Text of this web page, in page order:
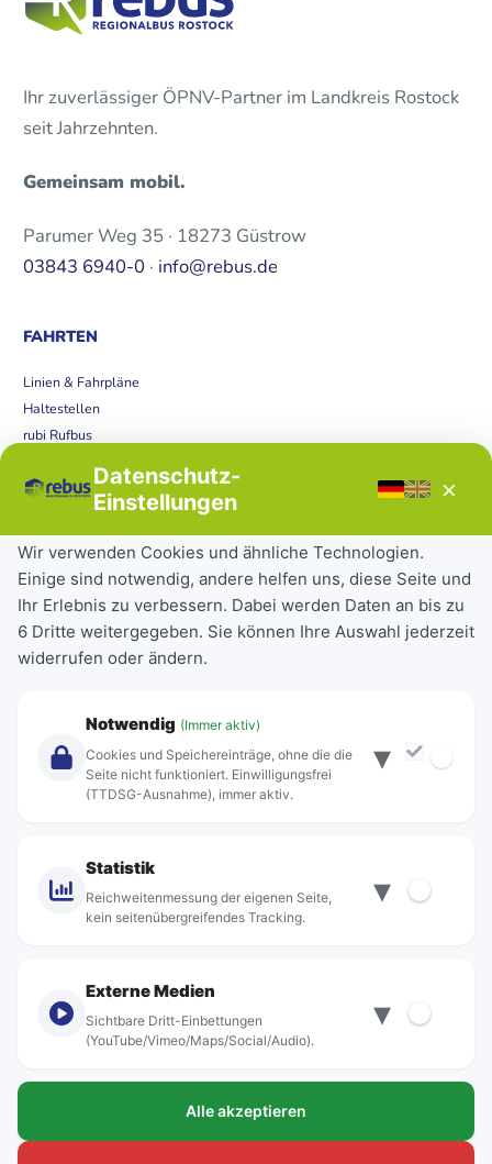
Ihr zuverlässiger ÖPNV-Partner im Landkreis Rostock
seit Jahrzehnten.
Gemeinsam mobil.
Parumer Weg 35 · 18273 Güstrow
03843 6940-0 · info@rebus.de
FAHRTEN
Linien & Fahrpläne
Haltestellen
rubi Rufbus
Störungen
Tickets & Tarife
Deutschlandticket
Schülerkarte
Einzeltickets
Abonnements
Über Rebus
Standorte
© rebus Regionalbus Rostock GmbH
Datenschutz-
Einstellungen
×
Wir verwenden Cookies und ähnliche Technologien.
Einige sind notwendig, andere helfen uns, diese Seite und
Ihr Erlebnis zu verbessern. Dabei werden Daten an bis zu
6 Dritte weitergegeben. Sie können Ihre Auswahl jederzeit
widerrufen oder ändern.
Notwendig (Immer aktiv)
Cookies und Speichereinträge, ohne die die
Seite nicht funktioniert. Einwilligungsfrei
(TTDSG-Ausnahme), immer aktiv.
▾
Statistik
Reichweitenmessung der eigenen Seite,
kein seitenübergreifendes Tracking.
▾
Externe Medien
Sichtbare Dritt-Einbettungen
(YouTube/Vimeo/Maps/Social/Audio).
▾
Alle akzeptieren